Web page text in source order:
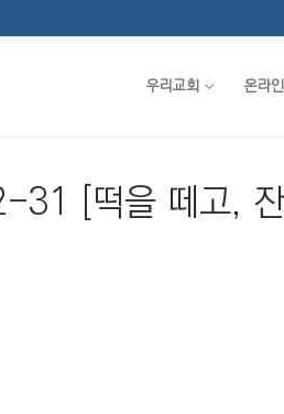
우리교회 온라
[떡을 떼고,